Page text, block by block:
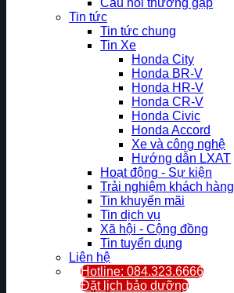
Câu hỏi thưởng gặp
Tin tức
Tin tức chung
Tin Xe
Honda City
Honda BR-V
Honda HR-V
Honda CR-V
Honda Civic
Honda Accord
Xe và công nghệ
Hướng dẫn LXAT
Hoạt động - Sự kiện
Trải nghiệm khách hàng
Tin khuyến mãi
Tin dịch vụ
Xã hội - Cộng đồng
Tin tuyển dụng
Liên hệ
Hotline: 084.323.6666
Đặt lịch bảo dưỡng